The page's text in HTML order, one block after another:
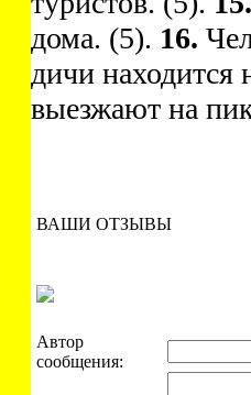
дома. (5). 16.
дичи
выезжают на
ВАШИ ОТЗЫВЫ
Автор
сообщения: